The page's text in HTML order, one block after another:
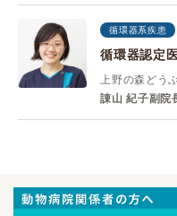
循環器系疾患
循環器認定
上野の森どう
諌山 紀子副院